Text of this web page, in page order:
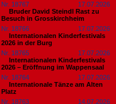
Nr. 18767
17.07.2026
Bruder David Steindl Rast zu
Besuch in Grosskirchheim
Nr. 18766
17.07.2026
Internationalen Kinderfestivals
2026 in der Burg
Nr. 18765
17.07.2026
Internationalen Kinderfestivals
2026 – Eröffnung im Wappensaal
Nr. 18764
17.07.2026
Internationale Tänze am Alten
Platz
Nr. 18763
14.07.2026